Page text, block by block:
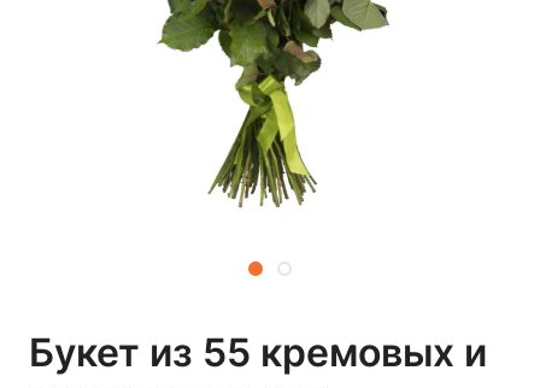
Букет из 55 кремовых и